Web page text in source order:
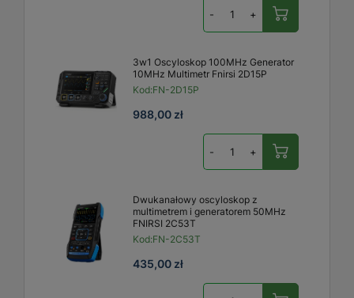
- +
3w1 Oscyloskop 100MHz Generator
10MHz Multimetr Fnirsi 2D15P
Kod:FN-2D15P
988,00 zł
- +
Dwukanałowy oscyloskop z
multimetrem i generatorem 50MHz
FNIRSI 2C53T
Kod:FN-2C53T
435,00 zł